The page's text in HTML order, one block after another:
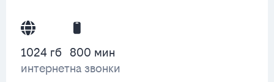
1024 гб
интернет
800 мин
на звонки